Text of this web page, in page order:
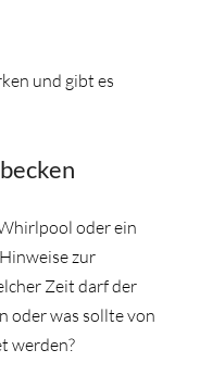
und gibt es
oder ein
zur
Zeit darf der
oder was sollte von
werden?